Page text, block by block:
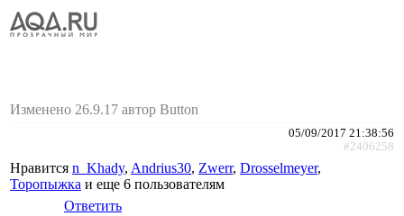
Изменено 26.9.17 автор Button
05/09/2017 21:38:56
#2406258
Нравится n_Khady, Andrius30, Zwerr, Drosselmeyer,
Торопыжка и еще 6 пользователям
Ответить